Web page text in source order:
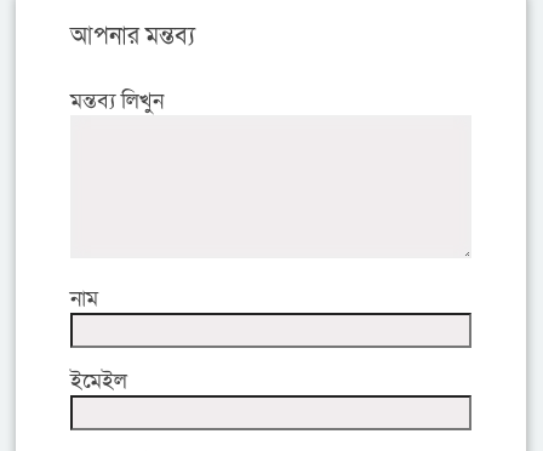
আপনার মন্তব্য
মন্তব্য লিখুন
নাম
ইমেইল